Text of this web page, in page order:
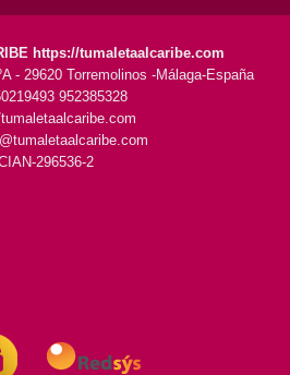
https://tumaletaalcaribe.com
- 29620 Torremolinos -Málaga-España
952385328
296536-2